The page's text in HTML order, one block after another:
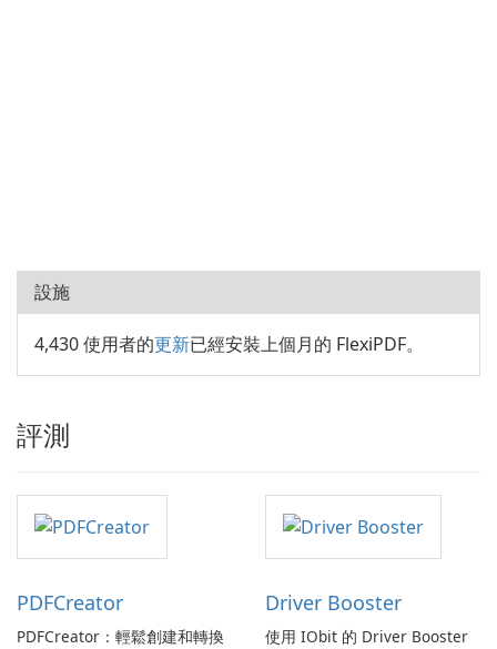
設施
4,430 使用者的更新已經安裝上個月的 FlexiPDF。
評測
PDFCreator
PDFCreator：輕鬆創建和轉換
Driver Booster
使用 IObit 的 Driver Booster